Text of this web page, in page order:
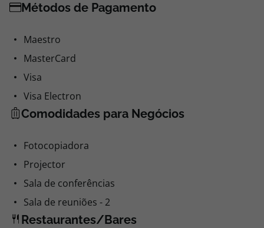
Métodos de Pagamento
Maestro
MasterCard
Visa
Visa Electron
Comodidades para Negócios
Fotocopiadora
Projector
Sala de conferências
Sala de reuniões - 2
Restaurantes/Bares